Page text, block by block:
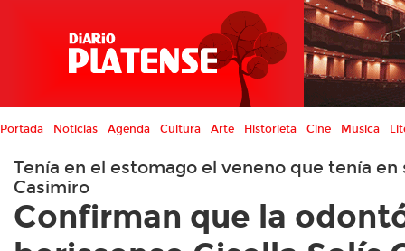
Portada Noticias Agenda Cultura Arte Historieta Cine Musica
Tenía en el estomago el veneno que tenía
Casimiro
Confirman que la